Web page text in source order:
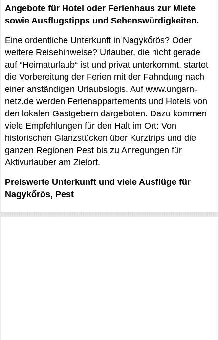
Angebote für Hotel oder Ferienhaus zur Miete
sowie Ausflugstipps und Sehenswürdigkeiten.
Eine ordentliche Unterkunft in Nagykőrös? Oder
weitere Reisehinweise? Urlauber, die nicht gerade
auf “Heimaturlaub“ ist und privat unterkommt, startet
die Vorbereitung der Ferien mit der Fahndung nach
einer anständigen Urlaubslogis. Auf www.ungarn-
netz.de werden Ferienappartements und Hotels von
den lokalen Gastgebern dargeboten. Dazu kommen
viele Empfehlungen für den Halt im Ort: Von
historischen Glanzstücken über Kurztrips und die
ganzen Regionen Pest bis zu Anregungen für
Aktivurlauber am Zielort.
Preiswerte Unterkunft und viele Ausflüge für
Nagykőrös, Pest